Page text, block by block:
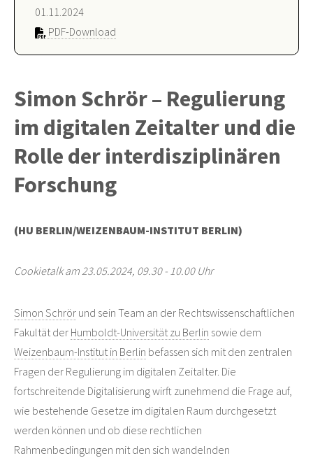
01.11.2024
PDF-Download
Simon Schrör – Regulierung
im digitalen Zeitalter und die
Rolle der interdisziplinären
Forschung
(HU BERLIN/WEIZENBAUM-INSTITUT BERLIN)
Cookietalk am 23.05.2024, 09.30 - 10.00 Uhr
Simon Schrör und sein Team an der Rechtswissenschaftlichen
Fakultät der Humboldt-Universität zu Berlin sowie dem
Weizenbaum-Institut in Berlin befassen sich mit den zentralen
Fragen der Regulierung im digitalen Zeitalter. Die
fortschreitende Digitalisierung wirft zunehmend die Frage auf,
wie bestehende Gesetze im digitalen Raum durchgesetzt
werden können und ob diese rechtlichen
Rahmenbedingungen mit den sich wandelnden